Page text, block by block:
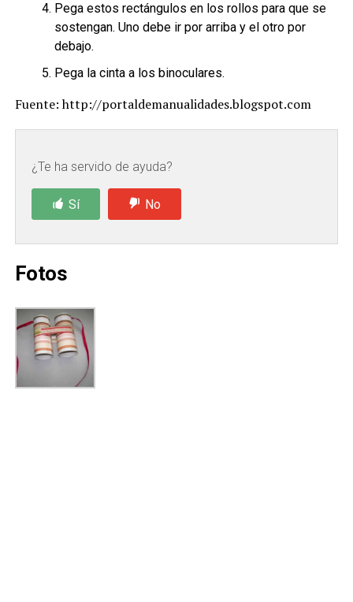
Pega estos rectángulos en los rollos para que se
sostengan. Uno debe ir por arriba y el otro por
debajo.
Pega la cinta a los binoculares.
Fuente: http://portaldemanualidades.blogspot.com
¿Te ha servido de ayuda?
Sí No
Fotos